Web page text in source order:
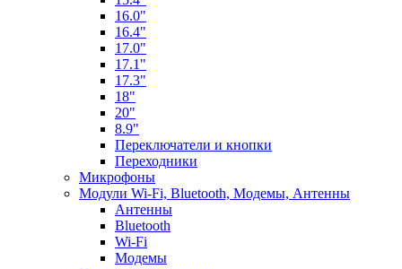
16.0"
16.4"
17.0"
17.1"
17.3"
18"
20"
8.9"
Переключатели и кнопки
Переходники
Микрофоны
Модули Wi-Fi, Bluetooth, Модемы, Антенны
Aнтенны
Bluetooth
Wi-Fi
Модемы